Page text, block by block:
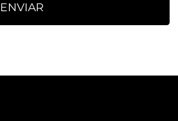
ENVIAR